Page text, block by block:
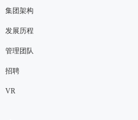
集团架构
发展历程
管理团队
招聘
VR